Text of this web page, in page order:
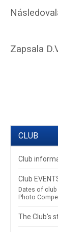
CLUB
Club
Club
Dates of
Photo
The Club's
Zapsala